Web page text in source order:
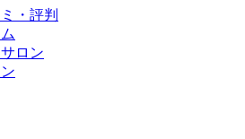
・評判
ロン